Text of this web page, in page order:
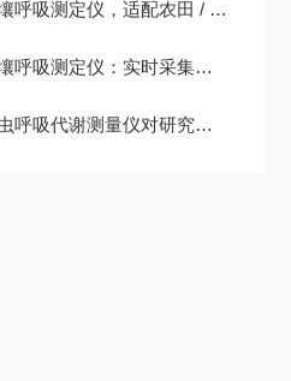
吸测定仪，适配农田 / 森林 / 湿地土壤检测
吸测定仪：实时采集数据，分析土壤微生物活性
吸代谢测量仪对研究昆虫生理学的帮助